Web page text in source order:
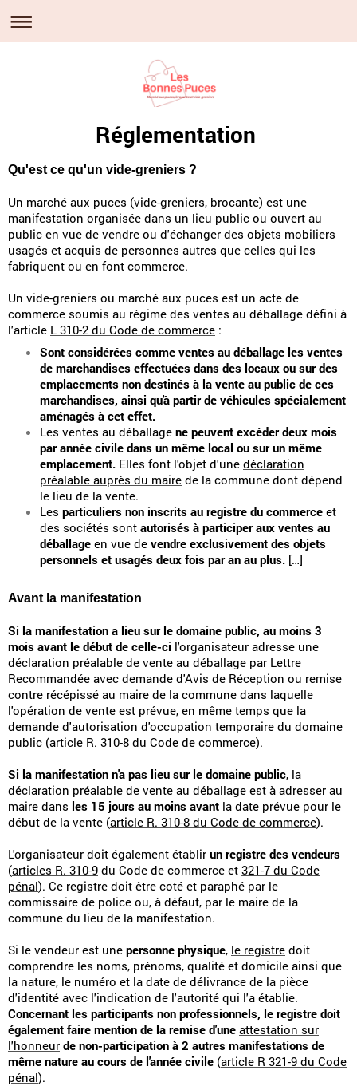
Réglementation
Qu'est ce qu'un vide-greniers ?
Un marché aux puces (vide-greniers, brocante) est une
manifestation organisée dans un lieu public ou ouvert au
public en vue de vendre ou d'échanger des objets mobiliers
usagés et acquis de personnes autres que celles qui les
fabriquent ou en font commerce.
Un vide-greniers ou marché aux puces est un acte de
commerce soumis au régime des ventes au déballage défini à
l'article L 310-2 du Code de commerce :
Sont considérées comme ventes au déballage les ventes
de marchandises effectuées dans des locaux ou sur des
emplacements non destinés à la vente au public de ces
marchandises, ainsi qu'à partir de véhicules spécialement
aménagés à cet effet.
Les ventes au déballage ne peuvent excéder deux mois
par année civile dans un même local ou sur un même
emplacement. Elles font l'objet d'une déclaration
préalable auprès du maire de la commune dont dépend
le lieu de la vente.
Les particuliers non inscrits au registre du commerce et
des sociétés sont autorisés à participer aux ventes au
déballage en vue de vendre exclusivement des objets
personnels et usagés deux fois par an au plus. […]
Avant la manifestation
Si la manifestation a lieu sur le domaine public, au moins 3
mois avant le début de celle-ci l'organisateur adresse une
déclaration préalable de vente au déballage par Lettre
Recommandée avec demande d'Avis de Réception ou remise
contre récépissé au maire de la commune dans laquelle
l'opération de vente est prévue, en même temps que la
demande d'autorisation d'occupation temporaire du domaine
public (article R. 310-8 du Code de commerce).
Si la manifestation n'a pas lieu sur le domaine public, la
déclaration préalable de vente au déballage est à adresser au
maire dans les 15 jours au moins avant la date prévue pour le
début de la vente (article R. 310-8 du Code de commerce).
L'organisateur doit également établir un registre des vendeurs
(articles R. 310-9 du Code de commerce et 321-7 du Code
pénal). Ce registre doit être coté et paraphé par le
commissaire de police ou, à défaut, par le maire de la
commune du lieu de la manifestation.
Si le vendeur est une personne physique, le registre doit
comprendre les noms, prénoms, qualité et domicile ainsi que
la nature, le numéro et la date de délivrance de la pièce
d'identité avec l'indication de l'autorité qui l'a établie.
Concernant les participants non professionnels, le registre doit
également faire mention de la remise d'une attestation sur
l'honneur de non-participation à 2 autres manifestations de
même nature au cours de l'année civile (article R 321-9 du Code
pénal).